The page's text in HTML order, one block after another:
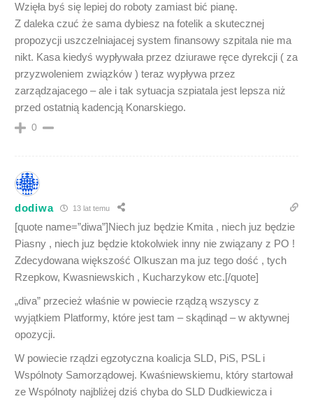
Wzięła byś się lepiej do roboty zamiast bić pianę.
Z daleka czuć że sama dybiesz na fotelik a skutecznej
propozycji uszczelniajacej system finansowy szpitala nie ma
nikt. Kasa kiedyś wypływała przez dziurawe ręce dyrekcji ( za
przyzwoleniem związków ) teraz wypływa przez
zarządzajacego – ale i tak sytuacja szpiatala jest lepsza niż
przed ostatnią kadencją Konarskiego.
0
dodiwa 13 lat temu
[quote name=”diwa”]Niech juz będzie Kmita , niech juz będzie
Piasny , niech juz będzie ktokolwiek inny nie związany z PO !
Zdecydowana większość Olkuszan ma juz tego dość , tych
Rzepkow, Kwasniewskich , Kucharzykow etc.[/quote]
„diva” przecież właśnie w powiecie rządzą wszyscy z
wyjątkiem Platformy, które jest tam – skądinąd – w aktywnej
opozycji.
W powiecie rządzi egzotyczna koalicja SLD, PiS, PSL i
Wspólnoty Samorządowej. Kwaśniewskiemu, który startował
ze Wspólnoty najbliżej dziś chyba do SLD Dudkiewicza i